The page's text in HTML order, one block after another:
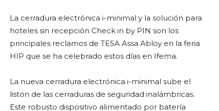
La cerradura electrónica i-minimal y la solución para
hoteles sin recepción Check in by PIN son los
principales reclamos de TESA Assa Abloy en la feria
HIP que se ha celebrado estos días en Ifema.
La nueva cerradura electrónica i-minimal sube el
listón de las cerraduras de seguridad inalámbricas.
Este robusto dispositivo alimentado por batería